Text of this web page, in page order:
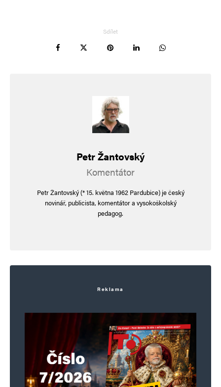
Informujte mě o nových příspěvcích e-mailem.
Alternative:
Sdílet
Petr Žantovský
Komentátor
Petr Žantovský (* 15. května 1962 Pardubice) je český
novinář, publicista, komentátor a vysokoškolský
pedagog.
Reklama